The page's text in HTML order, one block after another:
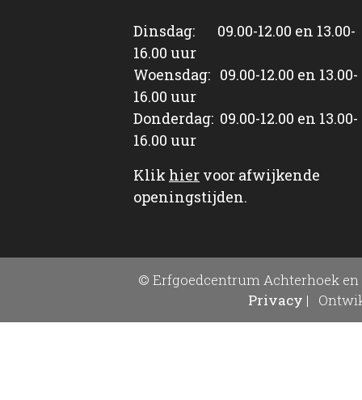
Dinsdag: 09.00-12.00 en 13.00-
16.00 uur
Woensdag: 09.00-12.00 en 13.00-
16.00 uur
Donderdag: 09.00-12.00 en 13.00-
16.00 uur
Klik hier voor afwijkende
openingstijden.
© Erfgoedcentrum Achterhoek en
Privacy |